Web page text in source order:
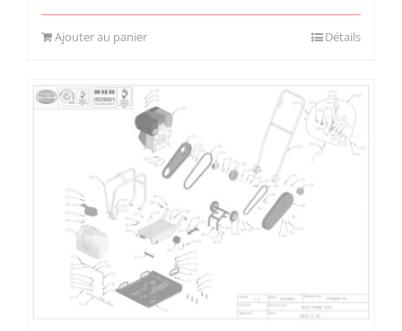
Ajouter au panier Détails